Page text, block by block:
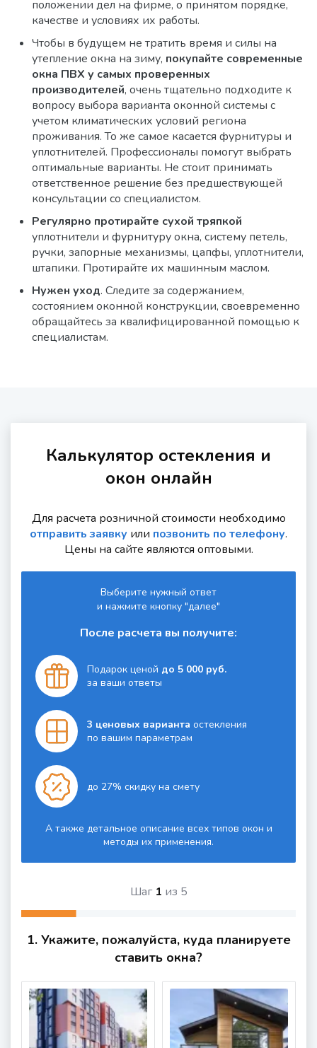
положении дел на фирме, о принятом порядке,
качестве и условиях их работы.
Чтобы в будущем не тратить время и силы на
утепление окна на зиму, покупайте современные
окна ПВХ у самых проверенных
производителей, очень тщательно подходите к
вопросу выбора варианта оконной системы с
учетом климатических условий региона
проживания. То же самое касается фурнитуры и
уплотнителей. Профессионалы помогут выбрать
оптимальные варианты. Не стоит принимать
ответственное решение без предшествующей
консультации со специалистом.
Регулярно протирайте сухой тряпкой
уплотнители и фурнитуру окна, систему петель,
ручки, запорные механизмы, цапфы, уплотнители,
штапики. Протирайте их машинным маслом.
Нужен уход. Следите за содержанием,
состоянием оконной конструкции, своевременно
обращайтесь за квалифицированной помощью к
специалистам.
Калькулятор остекления и
окон онлайн
Для расчета розничной стоимости необходимо
отправить заявку или позвонить по телефону.
Цены на сайте являются оптовыми.
Выберите нужный ответ
и нажмите кнопку "далее"
После расчета вы получите:
Подарок ценой до 5 000 руб.
за ваши ответы
3 ценовых вариантаостекления
по вашим параметрам
до 27% скидку на смету
А также детальное описание всех типов окон и
методы их применения.
Шаг 1 из 5
1. Укажите, пожалуйста, куда планируете
ставить окна?